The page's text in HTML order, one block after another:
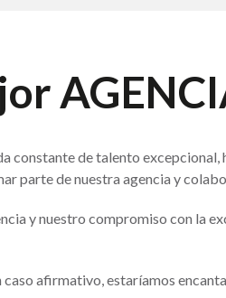
constante de talento
parte de nuestra agencia y
y nuestro compromiso con la
caso afirmativo, estaríamos